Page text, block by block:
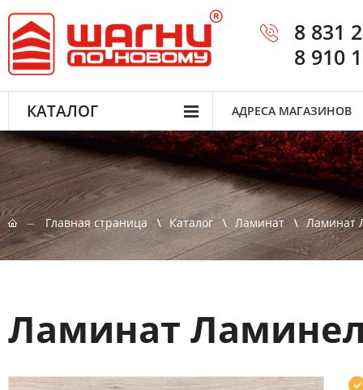
8 831
8 910
КАТАЛОГ АДРЕСА МАГАЗИНОВ
Главная страница Каталог Ламинат Ламинат
Ламинат